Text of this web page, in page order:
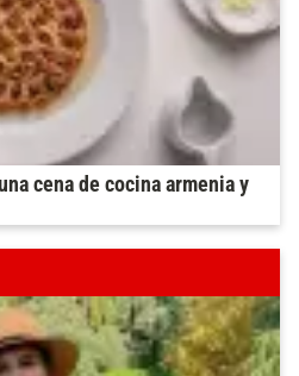
cena de cocina armenia y